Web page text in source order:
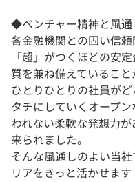
◆ベンチャー精神と風通
各金融機関との固い信頼
「超」がつくほどの安
質を兼ね備えていること
ひとりひとりの社員が
タチにしていくオープ
われない柔軟な発想力
来られました。
そんな風通しのよい当
リアをきっと活かせます